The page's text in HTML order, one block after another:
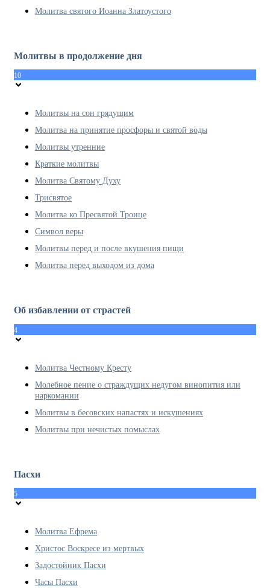
Молитва святого Иоанна Златоустого
Молитвы в продолжение дня
10
Молитвы на сон грядущим
Молитва на принятие просфоры и святой воды
Молитвы утренние
Краткие молитвы
Молитва Святому Духу
Трисвятое
Молитва ко Пресвятой Троице
Символ веры
Молитвы перед и после вкушения пищи
Молитва перед выходом из дома
Об избавлении от страстей
4
Молитва Честному Кресту
Молебное пение о страждущих недугом винопития или
наркомании
Молитвы в бесовских напастях и искушениях
Молитвы при нечистых помыслах
Пасхи
5
Молитва Ефрема
Христос Воскресе из мертвых
Задостойник Пасхи
Часы Пасхи